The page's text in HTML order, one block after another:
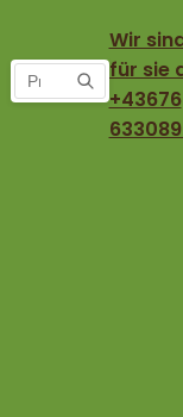
Wir
für sie
+43676